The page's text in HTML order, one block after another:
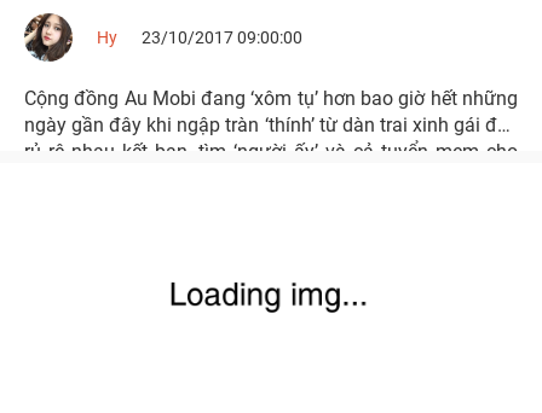
Hy 23/10/2017 09:00:00
Cộng đồng Au Mobi đang ‘xôm tụ’ hơn bao giờ hết những
ngày gần đây khi ngập tràn ‘thính’ từ dàn trai xinh gái đẹp
rủ rê nhau kết bạn, tìm ‘người ấy’ và cả tuyển mem cho